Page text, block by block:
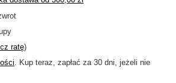
ratę)
. Kup teraz, zapłać za 30 dni, jeżeli nie